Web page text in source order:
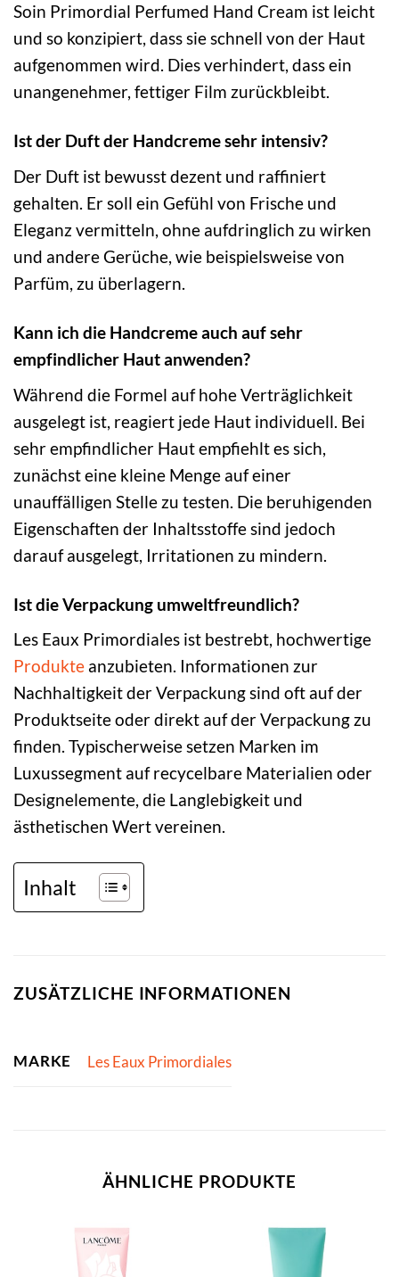
Soin Primordial Perfumed Hand Cream ist leicht
und so konzipiert, dass sie schnell von der Haut
aufgenommen wird. Dies verhindert, dass ein
unangenehmer, fettiger Film zurückbleibt.
Ist der Duft der Handcreme sehr intensiv?
Der Duft ist bewusst dezent und raffiniert
gehalten. Er soll ein Gefühl von Frische und
Eleganz vermitteln, ohne aufdringlich zu wirken
und andere Gerüche, wie beispielsweise von
Parfüm, zu überlagern.
Kann ich die Handcreme auch auf sehr
empfindlicher Haut anwenden?
Während die Formel auf hohe Verträglichkeit
ausgelegt ist, reagiert jede Haut individuell. Bei
sehr empfindlicher Haut empfiehlt es sich,
zunächst eine kleine Menge auf einer
unauffälligen Stelle zu testen. Die beruhigenden
Eigenschaften der Inhaltsstoffe sind jedoch
darauf ausgelegt, Irritationen zu mindern.
Ist die Verpackung umweltfreundlich?
Les Eaux Primordiales ist bestrebt, hochwertige
Produkte anzubieten. Informationen zur
Nachhaltigkeit der Verpackung sind oft auf der
Produktseite oder direkt auf der Verpackung zu
finden. Typischerweise setzen Marken im
Luxussegment auf recycelbare Materialien oder
Designelemente, die Langlebigkeit und
ästhetischen Wert vereinen.
Inhalt
ZUSÄTZLICHE INFORMATIONEN
MARKE Les Eaux Primordiales
ÄHNLICHE PRODUKTE